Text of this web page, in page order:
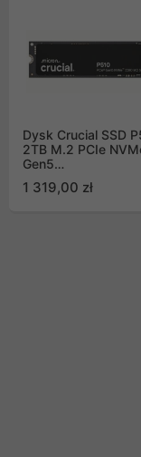
Dysk Crucial SSD
2TB M.2 PCIe
Gen5
1 319,00 zł